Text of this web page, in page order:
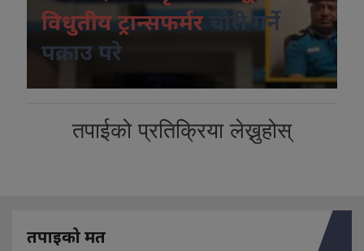
विधुतीय ट्रान्सफर्मर
चोरी गर्ने
पक्राउ परे
तपाईको प्रतिक्रिया लेख्नुहोस्
तपाइको मत